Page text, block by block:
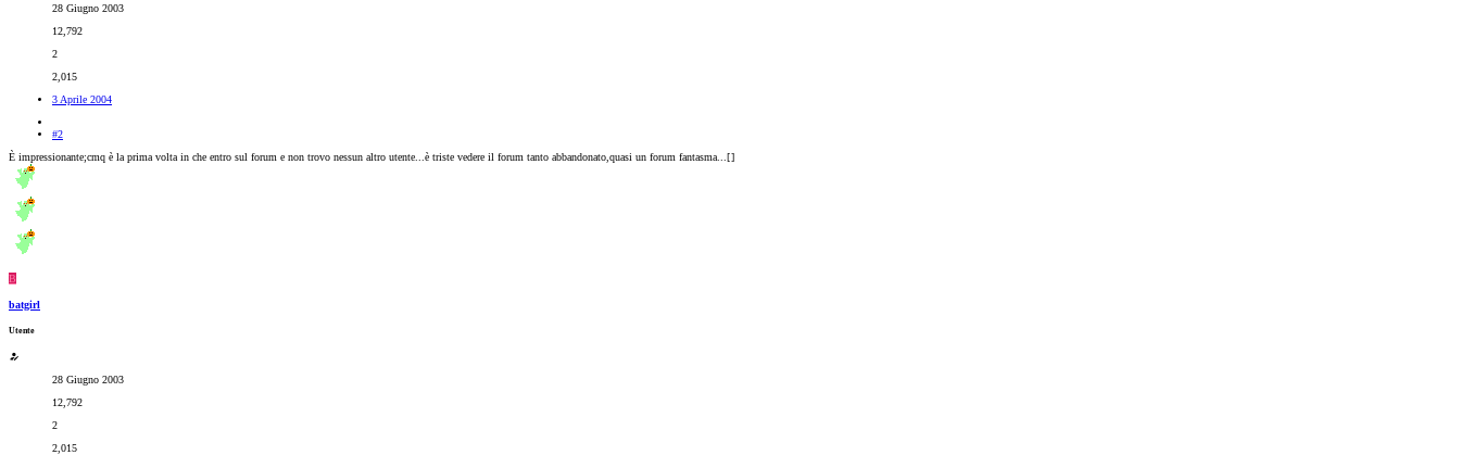
28 Giugno 2003
12,792
2
2,015
3 Aprile 2004
#2
È impressionante;cmq è la prima volta in che entro sul forum e non trovo nessun altro utente...è triste vedere il forum tanto abbandonato,quasi un forum fantasma...[]
B
batgirl
Utente
28 Giugno 2003
12,792
2
2,015